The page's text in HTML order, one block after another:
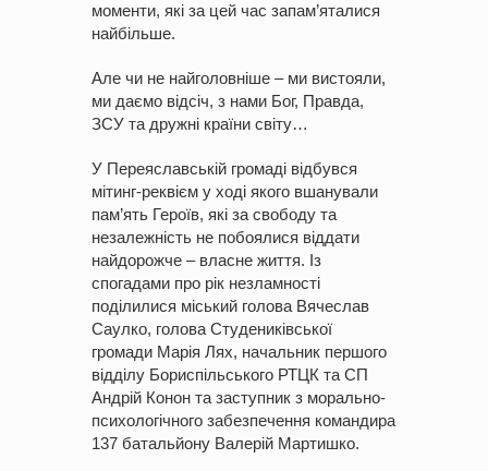
моменти, які за цей час запам’яталися
найбільше.
Але чи не найголовніше – ми вистояли,
ми даємо відсіч, з нами Бог, Правда,
ЗСУ та дружні країни світу…
У Переяславській громаді відбувся
мітинг-реквієм у ході якого вшанували
пам’ять Героїв, які за свободу та
незалежність не побоялися віддати
найдорожче – власне життя. Із
спогадами про рік незламності
поділилися міський голова Вячеслав
Саулко, голова Студениківської
громади Марія Лях, начальник першого
відділу Бориспільського РТЦК та СП
Андрій Конон та заступник з морально-
психологічного забезпечення командира
137 батальйону Валерій Мартишко.